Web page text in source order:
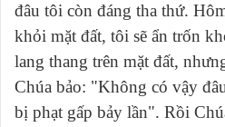
đâu tôi còn đáng tha thứ.
khỏi mặt đất, tôi sẽ ẩn trốn
lang thang trên mặt đất,
Chúa bảo: "Không có vậy
bị phạt gấp bảy lần". Rồi